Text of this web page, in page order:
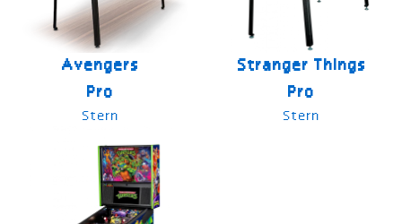
Avengers
Pro
Stern
Stranger Things
Pro
Stern